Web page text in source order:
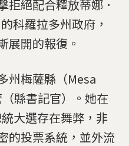
拒絕配合釋放蒂娜．
科羅拉多州政府，
展開的報復。
州梅薩縣（Mesa
縣書記官）。她在
大選存在舞弊，非
的投票系統，並外流